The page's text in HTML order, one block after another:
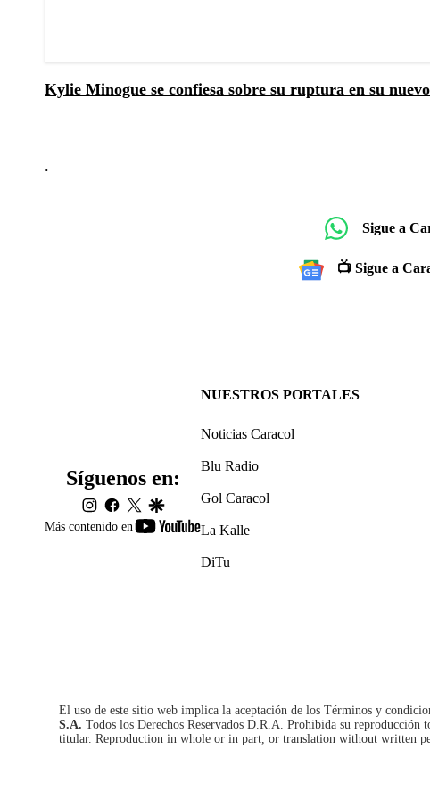
Kylie Minogue se confiesa sobre su ruptura en su
.
Sigue a
📺 Sigue a
Más contenido en
youtube-
Síguenos en:
instagram
facebook
twittergoogle
NUESTROS PORTALES
Noticias Caracol
Blu Radio
Gol Caracol
La Kalle
DiTu
El uso de este sitio web implica la aceptación de los Términos y
S.A. Todos los Derechos Reservados D.R.A. Prohibida su
titular. Reproduction in whole or in part, or translation without written